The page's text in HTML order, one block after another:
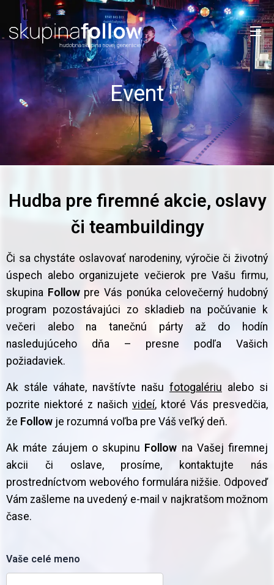
Event
Hudba pre firemné akcie, oslavy
či teambuildingy
Či sa chystáte oslavovať narodeniny, výročie či životný
úspech alebo organizujete večierok pre Vašu firmu,
skupina Followpre Vás ponúka celovečerný hudobný
program pozostávajúci zo skladieb na počúvanie k
večeri alebo na tanečnú párty až do hodín
nasledujúceho dňa – presne podľa Vašich
požiadaviek.
Ak stále váhate, navštívte našu fotogalériu alebo si
pozrite niektoré z našich videí, ktoré Vás presvedčia,
že Follow je rozumná voľba pre Váš veľký deň.
Ak máte záujem o skupinu Follow na Vašej firemnej
akcii či oslave, prosíme, kontaktujte nás
prostredníctvom webového formulára nižšie. Odpoveď
Vám zašleme na uvedený e-mail v najkratšom možnom
čase.
Vaše celé meno